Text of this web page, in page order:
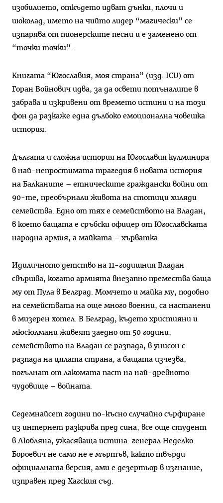
изобилието, откъдето идват дънки, плочи и
шоколад, името на чийто лидер “магически” се
изпарява от пионерските песни и е заменено от
“точки точки”.
Книгата “Югославия, моя страна” (изд. ICU) от
Горан Войнович идва, за да освети потъналите в
забрава и изкривени от времето истини и на този
фон да разкаже една дълбоко емоционална човешка
история.
Дългата и сложна история на Югославия кулминира
в най-непростимата трагедия в новата история
на Балканите – етническите граждански войни от
90-те, преобърнали живота на стотици хиляди
семейства. Едно от тях е семейството на Владан,
в което бащата е сръбски офицер от Югославската
народна армия, а майката – хърватка.
Идиличното детство на 11-годишния Владан
свършва, когато армията внезапно премества баща
му от Пула в Белград. Момчето и майка му, подобно
на семействата на още много военни, са настанени
в мизерен хотел. В Белград, където християни и
мюсюлмани живеят заедно от 50 години,
семейството на Владан се разпада, в унисон с
разпада на цялата страна, а бащата изчезва,
погълнат от лакомата паст на най-древното
чудовище – войната.
Седемнайсет години по-късно случайно сърфиране
из интернет разкрива пред сина, все още студент
в Любляна, ужасяваща истина: генерал Неделко
Бороевич не само не е мъртъв, както твърди
официалната версия, ами е дезертьор в изгнание,
изправен пред Хагския съд.